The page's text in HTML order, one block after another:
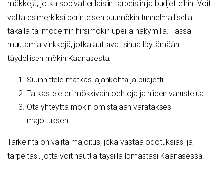
mökkejä, jotka sopivat erilaisiin tarpeisiin ja budjetteihin. Voit
valita esimerkiksi perinteisen puumökin tunnelmallisella
takalla tai modernin hirsimökin upeilla näkymillä. Tässä
muutamia vinkkejä, jotka auttavat sinua löytämään
täydellisen mökin Kaanasesta:
Suunnittele matkasi ajankohta ja budjetti
Tarkastele eri mökkivaihtoehtoja ja niiden varustelua
Ota yhteyttä mökin omistajaan varataksesi
majoituksen
Tärkeintä on valita majoitus, joka vastaa odotuksiasi ja
tarpeitasi, jotta voit nauttia täysillä lomastasi Kaanasessa.